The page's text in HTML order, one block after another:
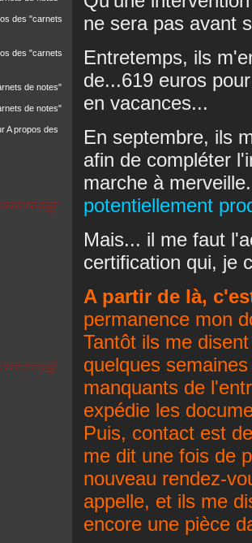
des "carnets
des "carnets
de notes"
de notes"
A propos des
ne sera pas avant
Entretemps, ils
de...619 euros
en vacances...
En septembre, ils
afin de compléter
marche à
potentiellement
Mais... il me faut
certification qui, je
A partir de là,
permanence mon
Tantôt ils me
quelques
manquants de
expédie les
Puis, contact est
me dit une fois de
nouveau rendez-
appelle, et ils me
encore une pièce